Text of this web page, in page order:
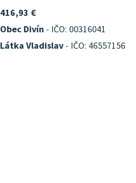
416,93 €
Obec Divín - IČO: 00316041
Látka Vladislav - IČO: 46557156